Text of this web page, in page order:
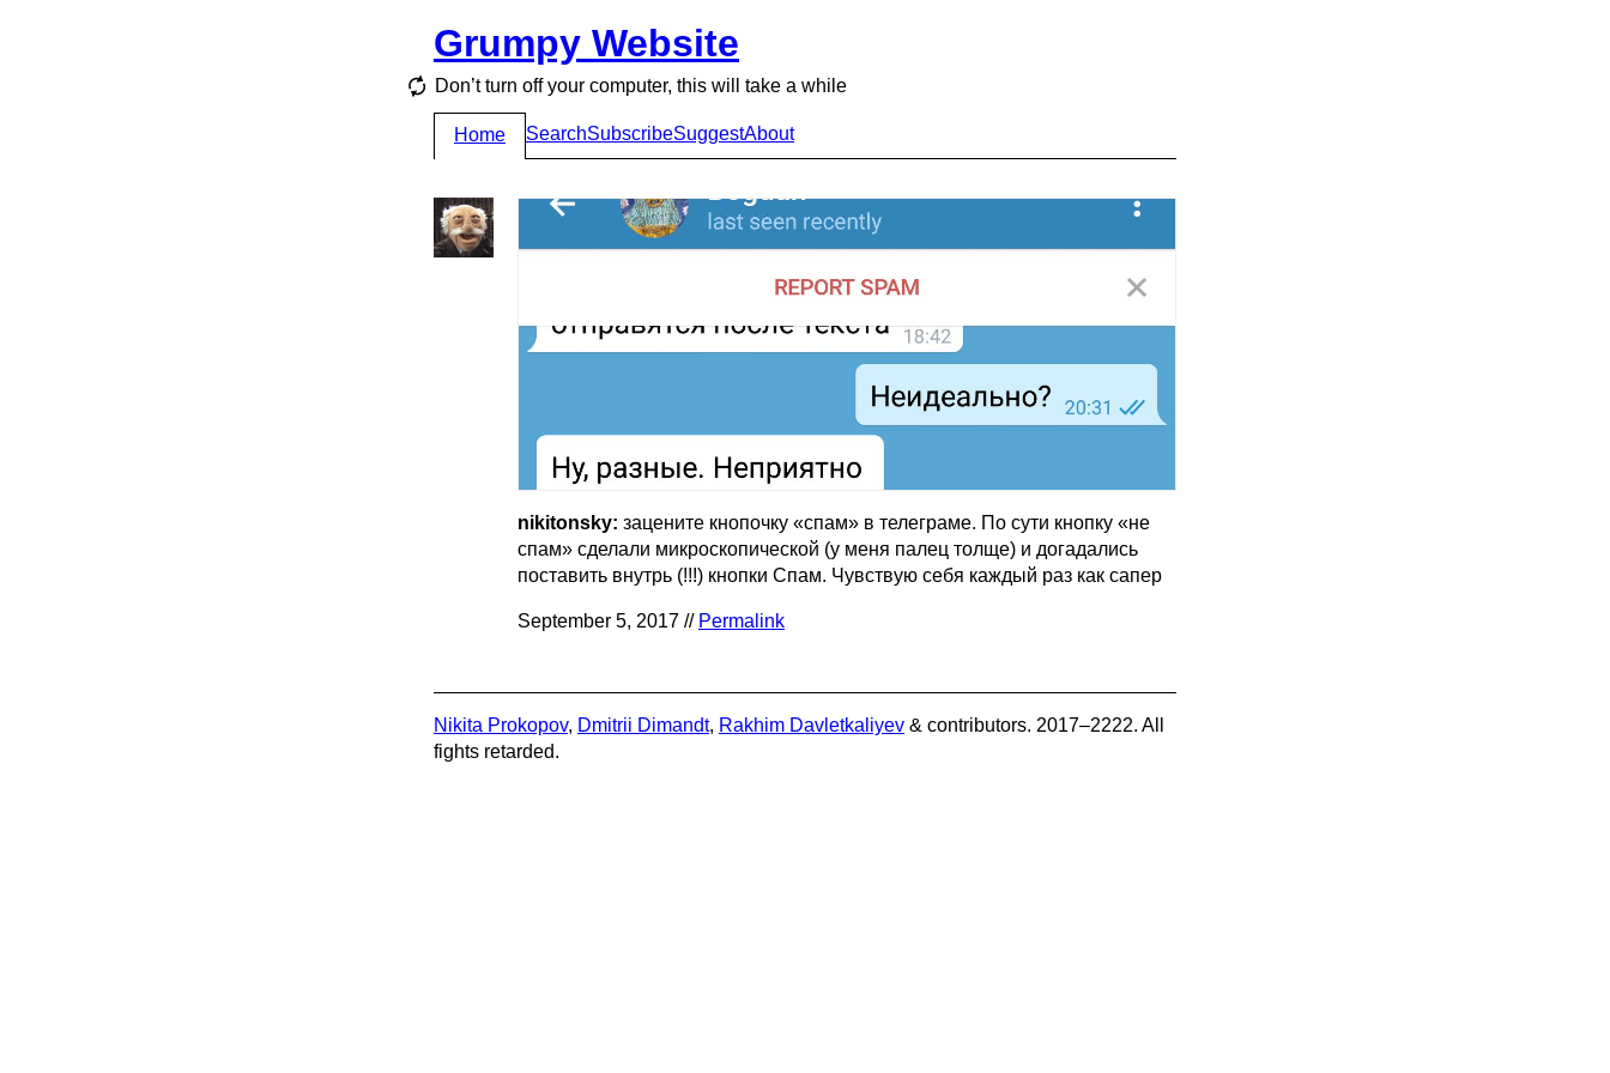
Grumpy Website
Don’t turn off your computer, this will take a while
Home SearchSubscribeSuggestAbout
nikitonsky: зацените кнопочку «спам» в телеграме. По сути кнопку «не
спам» сделали микроскопической (у меня палец толще) и догадались
поставить внутрь (!!!) кнопки Спам. Чувствую себя каждый раз как сапер
September 5, 2017 // Permalink
Nikita Prokopov, Dmitrii Dimandt, Rakhim Davletkaliyev & contributors. 2017–2222. All
fights retarded.